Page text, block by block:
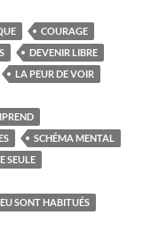
COURAGE
DEVENIR LIBRE
LA PEUR DE VOIR
SCHÉMA MENTAL
SEULE
SONT HABITUÉS